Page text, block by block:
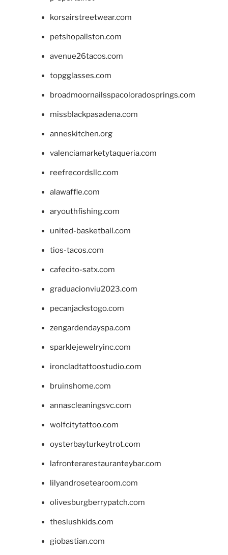
korsairstreetwear.com
petshopallston.com
avenue26tacos.com
topgglasses.com
broadmoornailsspacoloradosprings.com
missblackpasadena.com
anneskitchen.org
valenciamarketytaqueria.com
reefrecordsllc.com
alawaffle.com
aryouthfishing.com
united-basketball.com
tios-tacos.com
cafecito-satx.com
graduacionviu2023.com
pecanjackstogo.com
zengardendayspa.com
sparklejewelryinc.com
ironcladtattoostudio.com
bruinshome.com
annascleaningsvc.com
wolfcitytattoo.com
oysterbayturkeytrot.com
lafronterarestauranteybar.com
lilyandrosetearoom.com
olivesburgberrypatch.com
theslushkids.com
giobastian.com